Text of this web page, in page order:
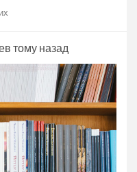
тому назад